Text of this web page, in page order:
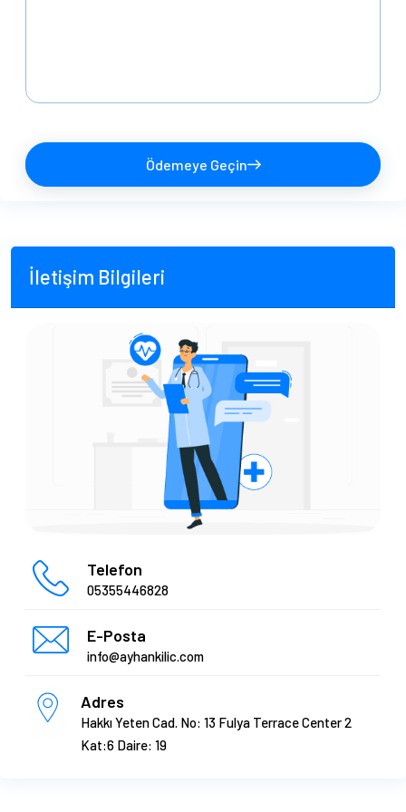
Ödemeye Geçin
İletişim Bilgileri
Telefon
05355446828
E-Posta
info@ayhankilic.com
Adres
Hakkı Yeten Cad. No: 13 Fulya Terrace Center 2
Kat:6 Daire: 19